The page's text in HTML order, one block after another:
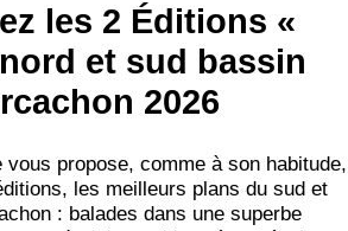
INSCRIPTION
NEWSLETTER
S'ABONNER
les 2 Éditions «
et sud bassin
2026
vous propose, comme à son habitude,
les meilleurs plans du sud et
: balades dans une superbe